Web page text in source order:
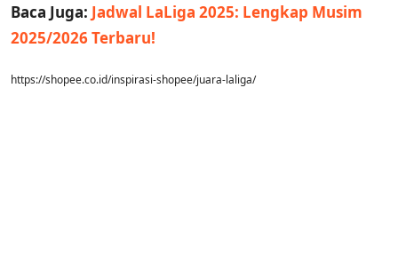
Baca Juga: Jadwal LaLiga 2025: Lengkap Musim
2025/2026 Terbaru!
https://shopee.co.id/inspirasi-shopee/juara-laliga/